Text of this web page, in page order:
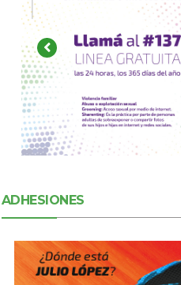
ADHESIONES